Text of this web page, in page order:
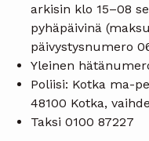
arkisin klo 15–08
pyhäpäivinä
päivystysnumero
Yleinen
Poliisi: Kotka ma-
48100 Kotka,
Taksi 0100 87227